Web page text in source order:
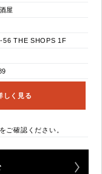
屋
56 THE SHOPS 1F
しく見る
ご確認ください。